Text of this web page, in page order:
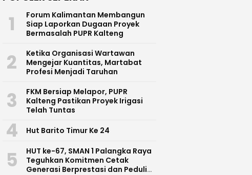
1
Forum Kalimantan Membangun
Siap Laporkan Dugaan Proyek
Bermasalah PUPR Kalteng
2
Ketika Organisasi Wartawan
Mengejar Kuantitas, Martabat
Profesi Menjadi Taruhan
3
FKM Bersiap Melapor, PUPR
Kalteng Pastikan Proyek Irigasi
Telah Tuntas
4 Hut Barito Timur Ke 24
5
HUT ke-67, SMAN 1 Palangka Raya
Teguhkan Komitmen Cetak
Generasi Berprestasi dan Peduli